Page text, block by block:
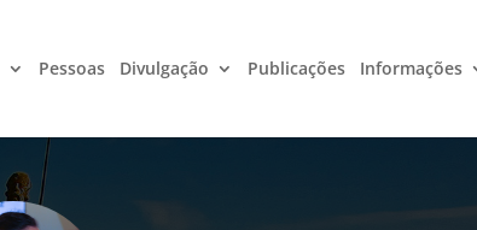
Pessoas Divulgação Publicações Informações